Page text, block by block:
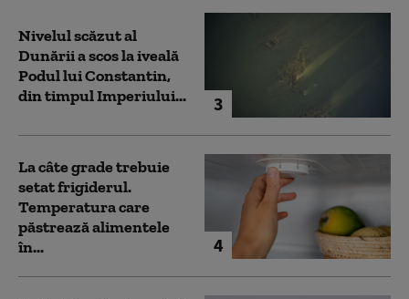
3
Nivelul scăzut al
Dunării a scos la iveală
Podul lui Constantin,
din timpul Imperiului...
4
La câte grade trebuie
setat frigiderul.
Temperatura care
păstrează alimentele
în...